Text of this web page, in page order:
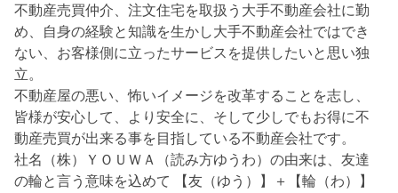
不動産売買仲介、注文住宅を取扱う大手不動産会社に勤
め、自身の経験と知識を生かし大手不動産会社ではでき
ない、お客様側に立ったサービスを提供したいと思い独
立。
不動産屋の悪い、怖いイメージを改革することを志し、
皆様が安心して、より安全に、そして少しでもお得に不
動産売買が出来る事を目指している不動産会社です。
社名（株）ＹＯＵＷＡ（読み方ゆうわ）の由来は、友達
の輪と言う意味を込めて 【友（ゆう）】＋【輪（わ）】